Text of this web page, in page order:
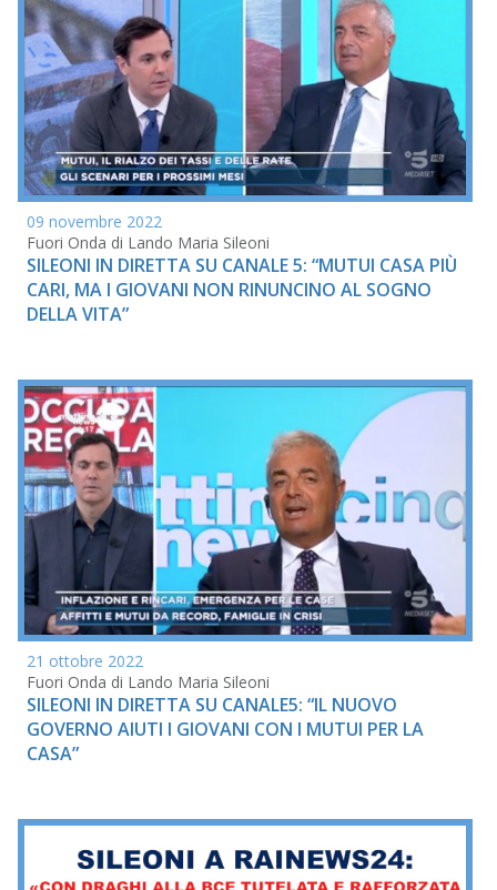
09 novembre 2022
Fuori Onda di Lando Maria Sileoni
SILEONI IN DIRETTA SU CANALE 5: “MUTUI CASA PIÙ
CARI, MA I GIOVANI NON RINUNCINO AL SOGNO
DELLA VITA”
21 ottobre 2022
Fuori Onda di Lando Maria Sileoni
SILEONI IN DIRETTA SU CANALE5: “IL NUOVO
GOVERNO AIUTI I GIOVANI CON I MUTUI PER LA
CASA”